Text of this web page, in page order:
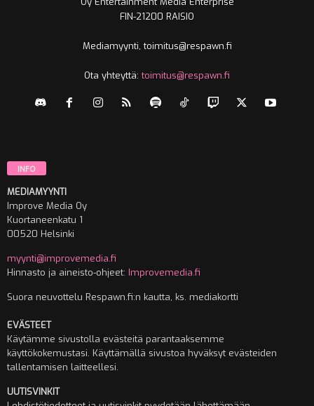
FIN-21200 RAISIO
Mediamyynti, toimitus@respawn.fi
Ota yhteyttä:toimitus@respawn.fi
INFO
MEDIAMYYNTI
Improve Media Oy
Kuortaneenkatu 1
00520 Helsinki
myynti@improvemedia.fi
Hinnasto ja aineisto-ohjeet: Improvemedia.fi
Suora neuvottelu Respawn.fi:n kautta, ks. mediakortti
EVÄSTEET
Käytämme sivustolla evästeitä parantaaksemme
käyttökokemustasi. Käyttämällä sivustoa hyväksyt evästeiden
tallentamisen laitteellesi.
UUTISVINKIT